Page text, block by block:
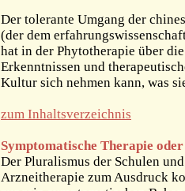
Der tolerante Umgang der
(der dem
hat in der Phytotherapie über
Erkenntnissen und
Kultur sich nehmen kann, was
zum Inhaltsverzeichnis
Symptomatische Therapie
Der Pluralismus der Schulen
Arzneitherapie zum Ausdruck